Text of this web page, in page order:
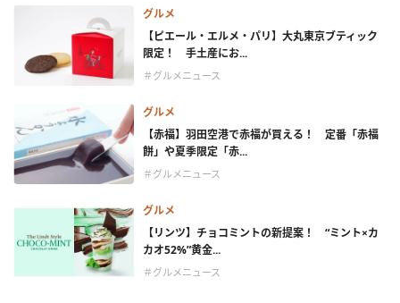
グルメ
【ピエール・エルメ・パリ】大丸東京ブティック
限定！ 手土産にお...
＃グルメニュース
グルメ
【赤福】羽田空港で赤福が買える！ 定番「赤福
餅」や夏季限定「赤...
＃グルメニュース
グルメ
【リンツ】チョコミントの新提案！ “ミント×カ
カオ52%”黄金...
＃グルメニュース